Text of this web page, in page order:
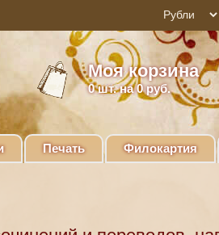
Моя корзина
0шт. на 0 руб.
Печать Филокартия